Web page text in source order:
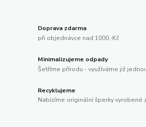
Doprava zdarma
při objednávce nad 1000,-Kč
Minimalizujeme odpady
Šetříme přírodu - využíváme již
Recyklujeme
Nabízíme originální šperky vyrobené